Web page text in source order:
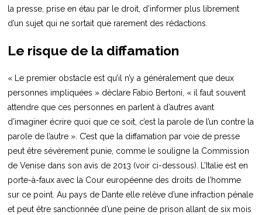
la presse, prise en étau par le droit, d’informer plus librement
d’un sujet qui ne sortait que rarement des rédactions.
Le risque de la diffamation
« Le premier obstacle est qu’il n’y a généralement que deux
personnes impliquées » déclare Fabio Bertoni, « il faut souvent
attendre que ces personnes en parlent à d’autres avant
d’imaginer écrire quoi que ce soit, c’est la parole de l’un contre la
parole de l’autre ». C’est que la diffamation par voie de presse
peut être sévèrement punie, comme le souligne la Commission
de Venise dans son avis de 2013 (voir ci-dessous). L’Italie est en
porte-à-faux avec la Cour européenne des droits de l’homme
sur ce point. Au pays de Dante elle relève d’une infraction pénale
et peut être sanctionnée d’une peine de prison allant de six mois